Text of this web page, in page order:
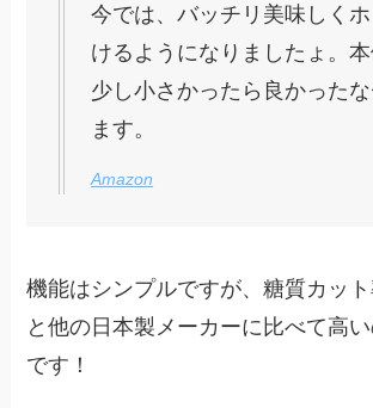
今では、バッチリ美味しく
けるようになりましたょ。本
少し小さかったら良かった
ます。
Amazon
機能はシンプルですが、糖質カッ
と他の日本製メーカーに比べて高
です！